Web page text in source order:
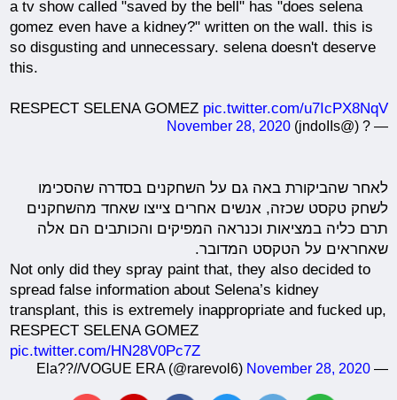
a tv show called "saved by the bell" has "does selena
gomez even have a kidney?" written on the wall. this is
so disgusting and unnecessary. selena doesn't deserve
this.
RESPECT SELENA GOMEZ pic.twitter.com/u7IcPX8NqV
— ? (@jndoIIs)
November 28, 2020
לאחר שהביקורת באה גם על השחקנים בסדרה שהסכימו
לשחק טקסט שכזה, אנשים אחרים צייצו שאחד מהשחקנים
תרם כליה במציאות וכנראה המפיקים והכותבים הם אלה
שאחראים על הטקסט המדובר.
Not only did they spray paint that, they also decided to
spread false information about Selena’s kidney
transplant, this is extremely inappropriate and fucked up,
RESPECT SELENA GOMEZ
pic.twitter.com/HN28V0Pc7Z
— Ela??//VOGUE ERA (@rarevol6)
November 28, 2020